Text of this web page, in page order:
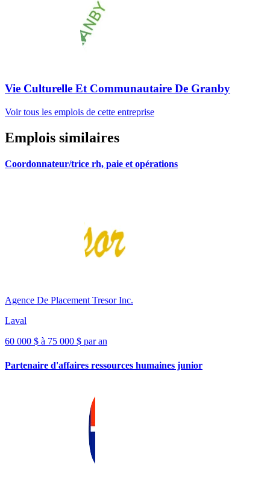
Vie Culturelle Et Communautaire De Granby
Voir tous les emplois de cette entreprise
Emplois similaires
Coordonnateur/trice rh, paie et opérations
Agence De Placement Tresor Inc.
Laval
60 000 $ à 75 000 $ par an
Partenaire d'affaires ressources humaines junior